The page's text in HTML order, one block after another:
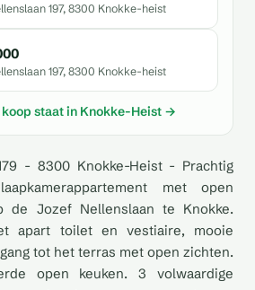
197, 8300 Knokke-heist
197, 8300 Knokke-heist
staat in Knokke-Heist →
- 8300 Knokke-Heist - Prachtig
met open
de Jozef Nellenslaan te Knokke.
apart toilet en vestiaire, mooie
tot het terras met open zichten.
open keuken. 3 volwaardige